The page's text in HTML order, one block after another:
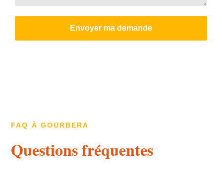
Envoyer ma demande
FAQ À GOURBERA
Questions fréquentes